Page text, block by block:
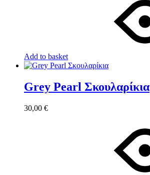
Add to basket
Grey Pearl Σκουλαρίκια
30,00 €